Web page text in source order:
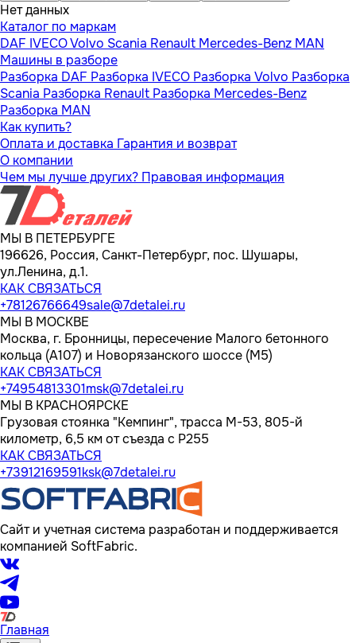
Нет данных
Каталог по маркам
DAF IVECOVolvo Scania Renault Mercedes-Benz MAN
Машины в разборе
Разборка DAF Разборка IVECO Разборка Volvo Разборка
Scania Разборка Renault Разборка Mercedes-Benz
Разборка MAN
Как купить?
Оплата и доставка Гарантия и возврат
О компании
Чем мы лучше других? Правовая информация
МЫ В ПЕТЕРБУРГЕ
196626, Россия, Санкт-Петербург, пос. Шушары,
ул.Ленина, д.1.
КАК СВЯЗАТЬСЯ
+78126766649sale@7detalei.ru
МЫ В МОСКВЕ
Москва, г. Бронницы, пересечение Малого бетонного
кольца (А107) и Новорязанского шоссе (М5)
КАК СВЯЗАТЬСЯ
+74954813301msk@7detalei.ru
МЫ В КРАСНОЯРСКЕ
Грузовая стоянка "Кемпинг", трасса M-53, 805-й
километр, 6,5 км от съезда с Р255
КАК СВЯЗАТЬСЯ
+73912169591ksk@7detalei.ru
Сайт и учетная система разработан и поддерживается
компанией SoftFabric.
Главная